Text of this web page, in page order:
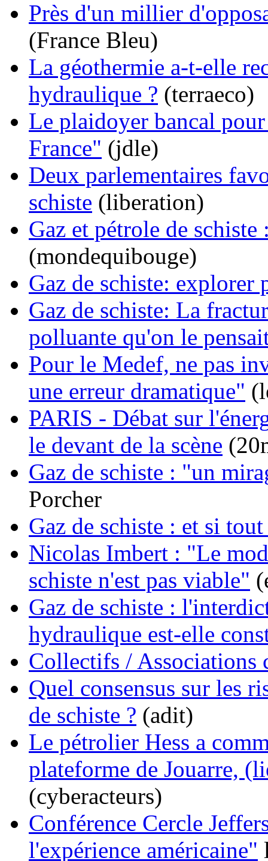
Près d'un millier
(France Bleu)
La géothermie a-t-elle
hydraulique ? (terraeco)
Le plaidoyer bancal
France" (jdle)
Deux parlementaires
schiste (liberation)
Gaz et pétrole de
(mondequibouge)
Gaz de schiste: explorer
Gaz de schiste: La
polluante qu'on le
Pour le Medef, ne pas
une erreur dramatique"
PARIS - Débat sur
le devant de la scène
Gaz de schiste : "un
Porcher
Gaz de schiste : et si
Nicolas Imbert : "Le
schiste n'est pas viable"
Gaz de schiste :
hydraulique est-elle
Collectifs / Associations
Quel consensus sur les
de schiste ? (adit)
Le pétrolier Hess a
plateforme de Jouarre,
(cyberacteurs)
Conférence Cercle
l'expérience américaine"